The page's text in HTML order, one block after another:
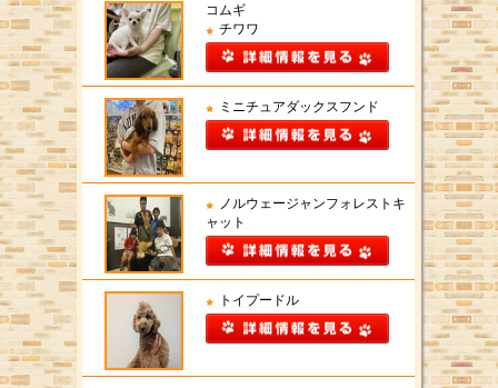
コムギ
チワワ
ミニチュアダックスフンド
ノルウェージャンフォレストキ
ャット
トイプードル